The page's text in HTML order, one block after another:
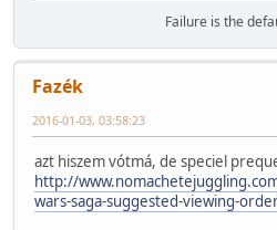
Failure is the
Fazék
2016-01-03, 03:58:23
azt hiszem vótmá, de speciel
http://
wars-saga-suggested-viewing-